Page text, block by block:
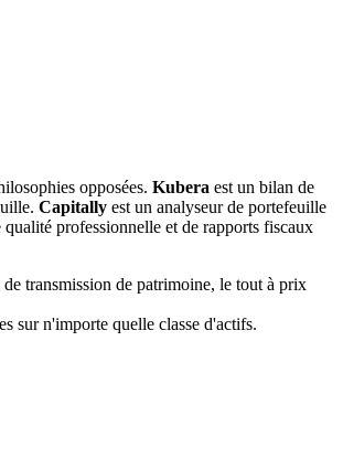
opposées. Kubera est un bilan de
Capitally est un analyseur de portefeuille
professionnelle et de rapports fiscaux
transmission de patrimoine, le tout à prix
sur n'importe quelle classe d'actifs.